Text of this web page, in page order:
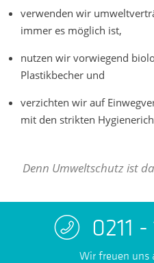
verwenden wir
immer es möglich ist,
nutzen wir vorwiegend
Plastikbecher und
verzichten wir auf
mit den strikten
Denn Umweltschutz ist
0211
Wir freuen uns